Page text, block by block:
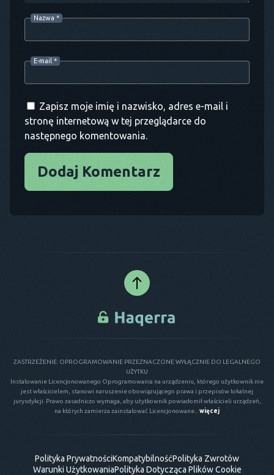
Nazwa *
E-mail *
Zapisz moje imię i nazwisko, adres e-mail i
stronę internetową w tej przeglądarce do
następnego komentowania.
Dodaj Komentarz
ZASTRZEŻENIE: OPROGRAMOWANIE PRZEZNACZONE WYŁĄCZNIE DO LEGALNEGO
UŻYTKU
Instalowanie Licencjonowanego Oprogramowania na urządzeniu, którego użytkownik nie
jest właścicielem, stanowi naruszenie obowiązującego prawa i przepisów lokalnej
jurysdykcji. Prawo zasadniczo wymaga, aby użytkownik powiadomił właścicieli urządzeń,
na których zamierza zainstalować Licencjonowane...
więcej
Polityka PrywatnościKompatybilnośćPolityka Zwrotów
Warunki UżytkowaniaPolityka Dotycząca Plików Cookie